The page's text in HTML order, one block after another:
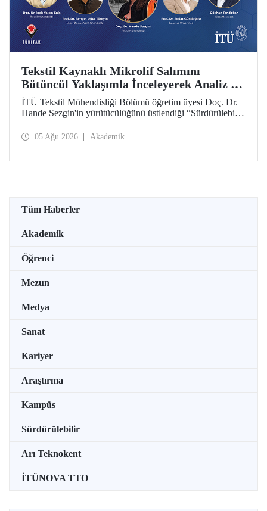
Tekstil Kaynaklı Mikrolif Salımını
Bütüncül Yaklaşımla İnceleyerek Analiz ve
Azaltım Stratejileri Geliştirecek Projeye
TÜBİTAK Desteği
İTÜ Tekstil Mühendisliği Bölümü öğretim üyesi Doç. Dr.
Hande Sezgin'in yürütücülüğünü üstlendiği “Sürdürülebilir
Koşullarına Bağlı Mikrolif Salımı: Aşınma, UV Maruziyeti
05 Ağu 2026 Akademik
Tüm Haberler
Akademik
Öğrenci
Mezun
Medya
Sanat
Kariyer
Araştırma
Kampüs
Sürdürülebilir
Arı Teknokent
İTÜNOVA TTO